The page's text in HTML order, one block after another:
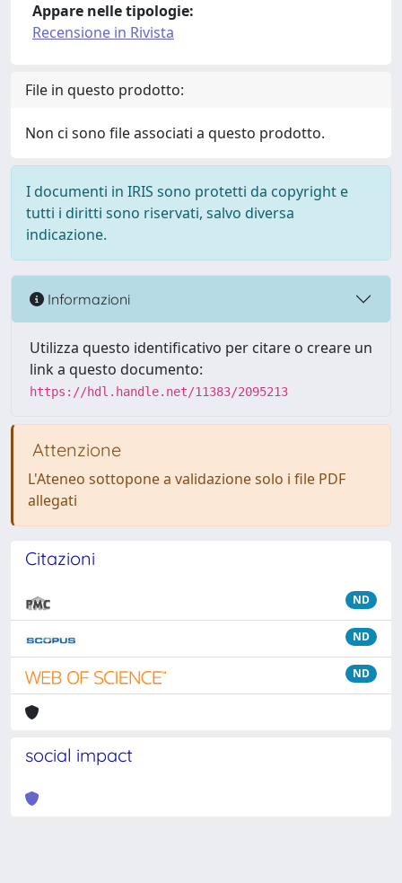
Appare nelle tipologie:
Recensione in Rivista
File in questo prodotto:
Non ci sono file associati a questo prodotto.
I documenti in IRIS sono protetti da copyright e
tutti i diritti sono riservati, salvo diversa
indicazione.
Informazioni
Utilizza questo identificativo per citare o creare un
link a questo documento:
https://hdl.handle.net/11383/2095213
Attenzione
L'Ateneo sottopone a validazione solo i file PDF
allegati
Citazioni
ND
ND
ND
social impact